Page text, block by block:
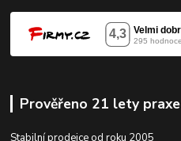
Prověřeno 21 lety praxe
Stabilní prodejce od roku 2005